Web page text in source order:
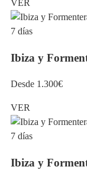
VER
7 días
Ibiza y
Desde 1.300€
VER
7 días
Ibiza y